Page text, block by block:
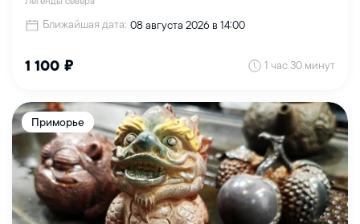
Ближайшая дата: 08 августа 2026 в 14:00
1 100 ₽ 1 час 30 минут
Приморье